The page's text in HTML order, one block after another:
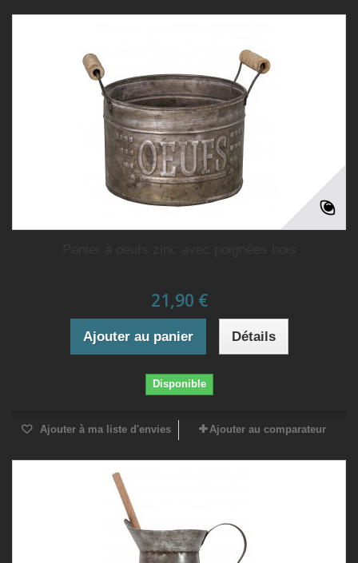
21,90 €
Ajouter au panier Détails
Disponible
Ajouter à ma liste d'envies Ajouter au comparateur